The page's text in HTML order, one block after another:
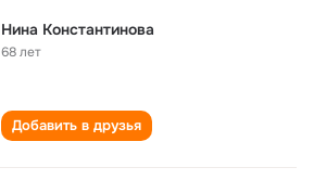
Нина Константинова
68 лет
Добавить в друзья